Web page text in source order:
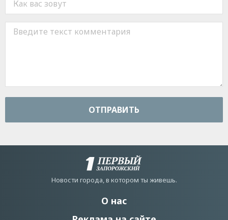
ОТПРАВИТЬ
Новости города, в котором ты живешь.
О нас